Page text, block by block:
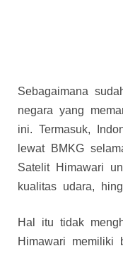
Sebagaimana
negara yang
ini. Termasuk,
lewat BMKG
Satelit Himawari
kualitas udara,
Hal itu tidak
Himawari memiliki